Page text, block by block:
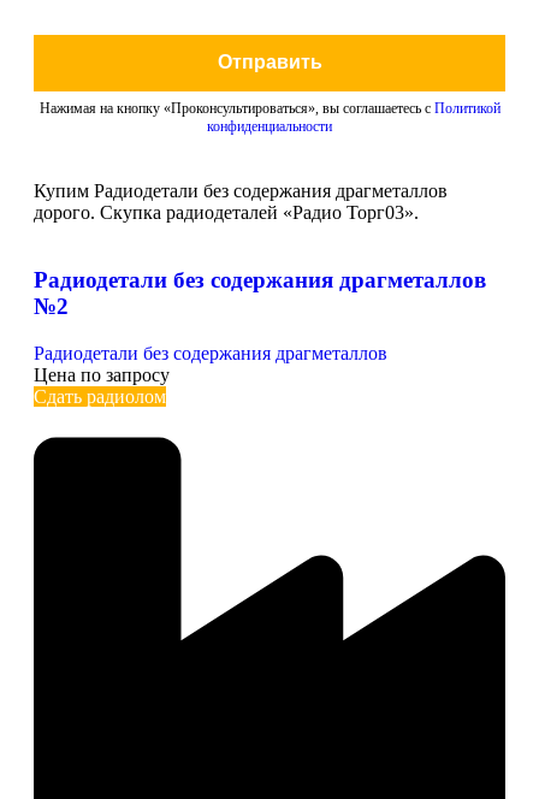
Отправить
Нажимая на кнопку «Проконсультироваться», вы соглашаетесь с Политикой
конфиденциальности
Купим Радиодетали без содержания драгметаллов
дорого. Скупка радиодеталей «Радио Торг03».
Радиодетали без содержания драгметаллов
№2
Радиодетали без содержания драгметаллов
Цена по запросу
Сдать радиолом